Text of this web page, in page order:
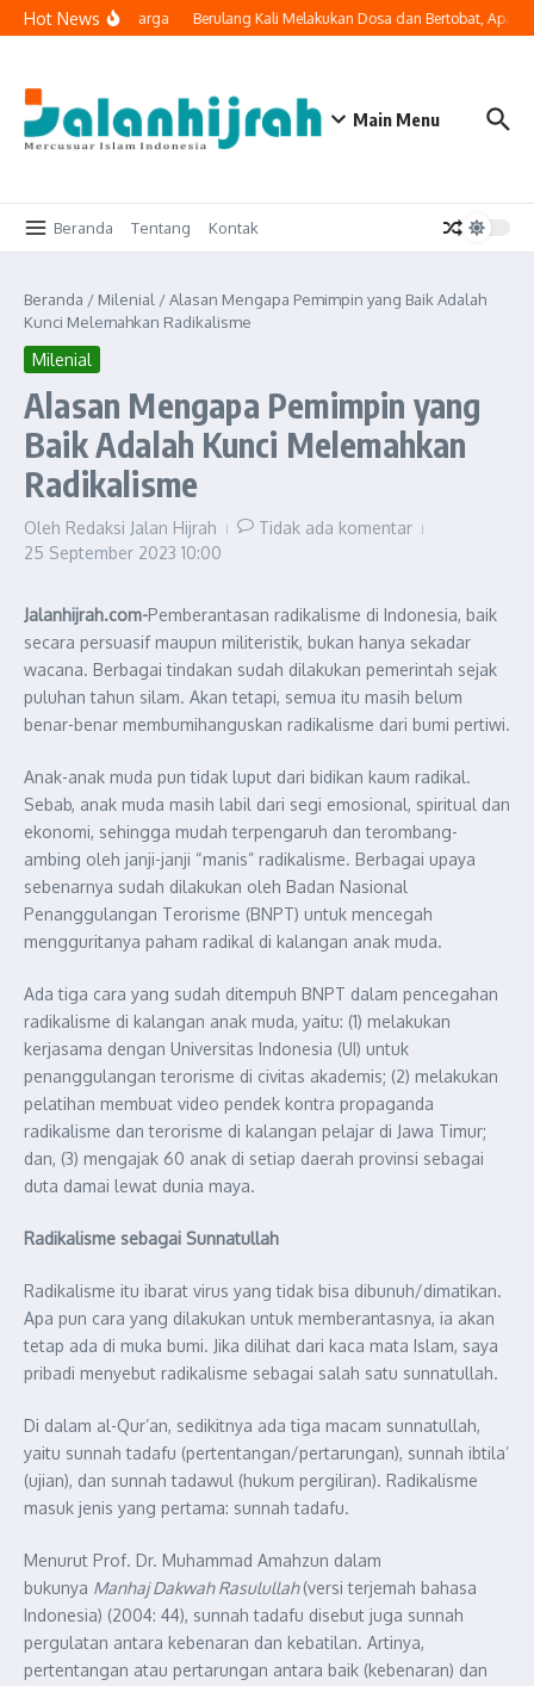
Lewati ke konten
Hot News
ke Ruang Keluarga Berulang Kali Melakukan Dosa dan Bertobat,
Main Menu
Beranda Tentang Kontak
Beranda / Milenial /Alasan Mengapa Pemimpin yang Baik Adalah
Kunci Melemahkan Radikalisme
Milenial
Alasan Mengapa Pemimpin yang
Baik Adalah Kunci Melemahkan
Radikalisme
Oleh Redaksi Jalan Hijrah
Tidak ada komentar
25 September 2023 10:00
Jalanhijrah.com-Pemberantasan radikalisme di Indonesia, baik
secara persuasif maupun militeristik, bukan hanya sekadar
wacana. Berbagai tindakan sudah dilakukan pemerintah sejak
puluhan tahun silam. Akan tetapi, semua itu masih belum
benar-benar membumihanguskan radikalisme dari bumi pertiwi.
Anak-anak muda pun tidak luput dari bidikan kaum radikal.
Sebab, anak muda masih labil dari segi emosional, spiritual dan
ekonomi, sehingga mudah terpengaruh dan terombang-
ambing oleh janji-janji “manis” radikalisme. Berbagai upaya
sebenarnya sudah dilakukan oleh Badan Nasional
Penanggulangan Terorisme (BNPT) untuk mencegah
mengguritanya paham radikal di kalangan anak muda.
Ada tiga cara yang sudah ditempuh BNPT dalam pencegahan
radikalisme di kalangan anak muda, yaitu: (1) melakukan
kerjasama dengan Universitas Indonesia (UI) untuk
penanggulangan terorisme di civitas akademis; (2) melakukan
pelatihan membuat video pendek kontra propaganda
radikalisme dan terorisme di kalangan pelajar di Jawa Timur;
dan, (3) mengajak 60 anak di setiap daerah provinsi sebagai
duta damai lewat dunia maya.
Radikalisme sebagai Sunnatullah
Radikalisme itu ibarat virus yang tidak bisa dibunuh/dimatikan.
Apa pun cara yang dilakukan untuk memberantasnya, ia akan
tetap ada di muka bumi. Jika dilihat dari kaca mata Islam, saya
pribadi menyebut radikalisme sebagai salah satu sunnatullah.
Di dalam al-Qur’an, sedikitnya ada tiga macam sunnatullah,
yaitu sunnah tadafu (pertentangan/pertarungan), sunnah ibtila’
(ujian), dan sunnah tadawul (hukum pergiliran). Radikalisme
masuk jenis yang pertama: sunnah tadafu.
Menurut Prof. Dr. Muhammad Amahzun dalam
bukunya Manhaj Dakwah Rasulullah(versi terjemah bahasa
Indonesia) (2004: 44), sunnah tadafu disebut juga sunnah
pergulatan antara kebenaran dan kebatilan. Artinya,
pertentangan atau pertarungan antara baik (kebenaran) dan